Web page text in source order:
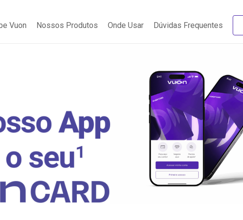
Vuon Nossos Produtos Onde Usar Dúvidas Frequentes